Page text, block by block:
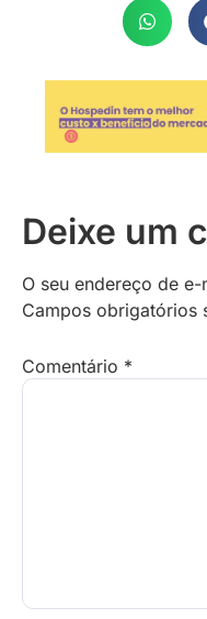
Deixe um
O seu endereço de
Campos obrigatórios
Comentário *